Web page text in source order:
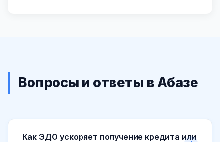
Вопросы и ответы в Абазе
Как ЭДО ускоряет получение кредита или